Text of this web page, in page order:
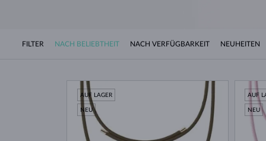
FILTER NACH BELIEBTHEIT NACH VERFÜGBARKEIT NEUHEITEN
AUF LAGER
NEU
AUF
NEU